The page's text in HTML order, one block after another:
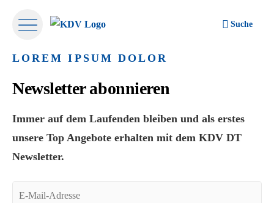
Suche
LOREM IPSUM DOLOR
Newsletter abonnieren
Immer auf dem Laufenden bleiben und als erstes
unsere Top Angebote erhalten mit dem KDV DT
Newsletter.